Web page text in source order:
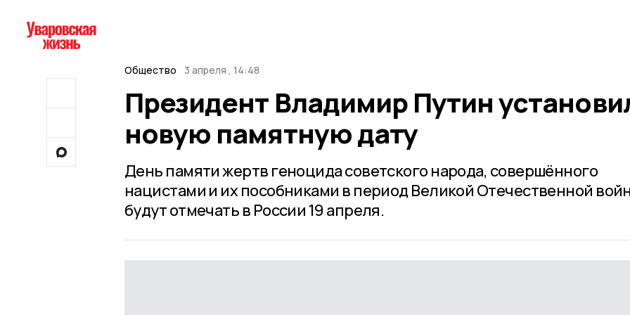
Общество 3 апреля , 14:48
Президент Владимир Путин
новую памятную дату
День памяти жертв геноцида советского народа, совершённого
нацистами и их пособниками в период Великой Отечественной
будут отмечать в России 19 апреля.